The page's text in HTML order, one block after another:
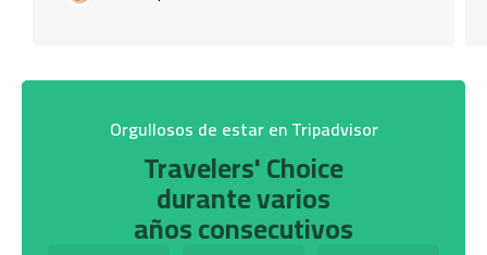
Orgullosos de estar en Tripadvisor
Travelers' Choice
durante varios
años consecutivos